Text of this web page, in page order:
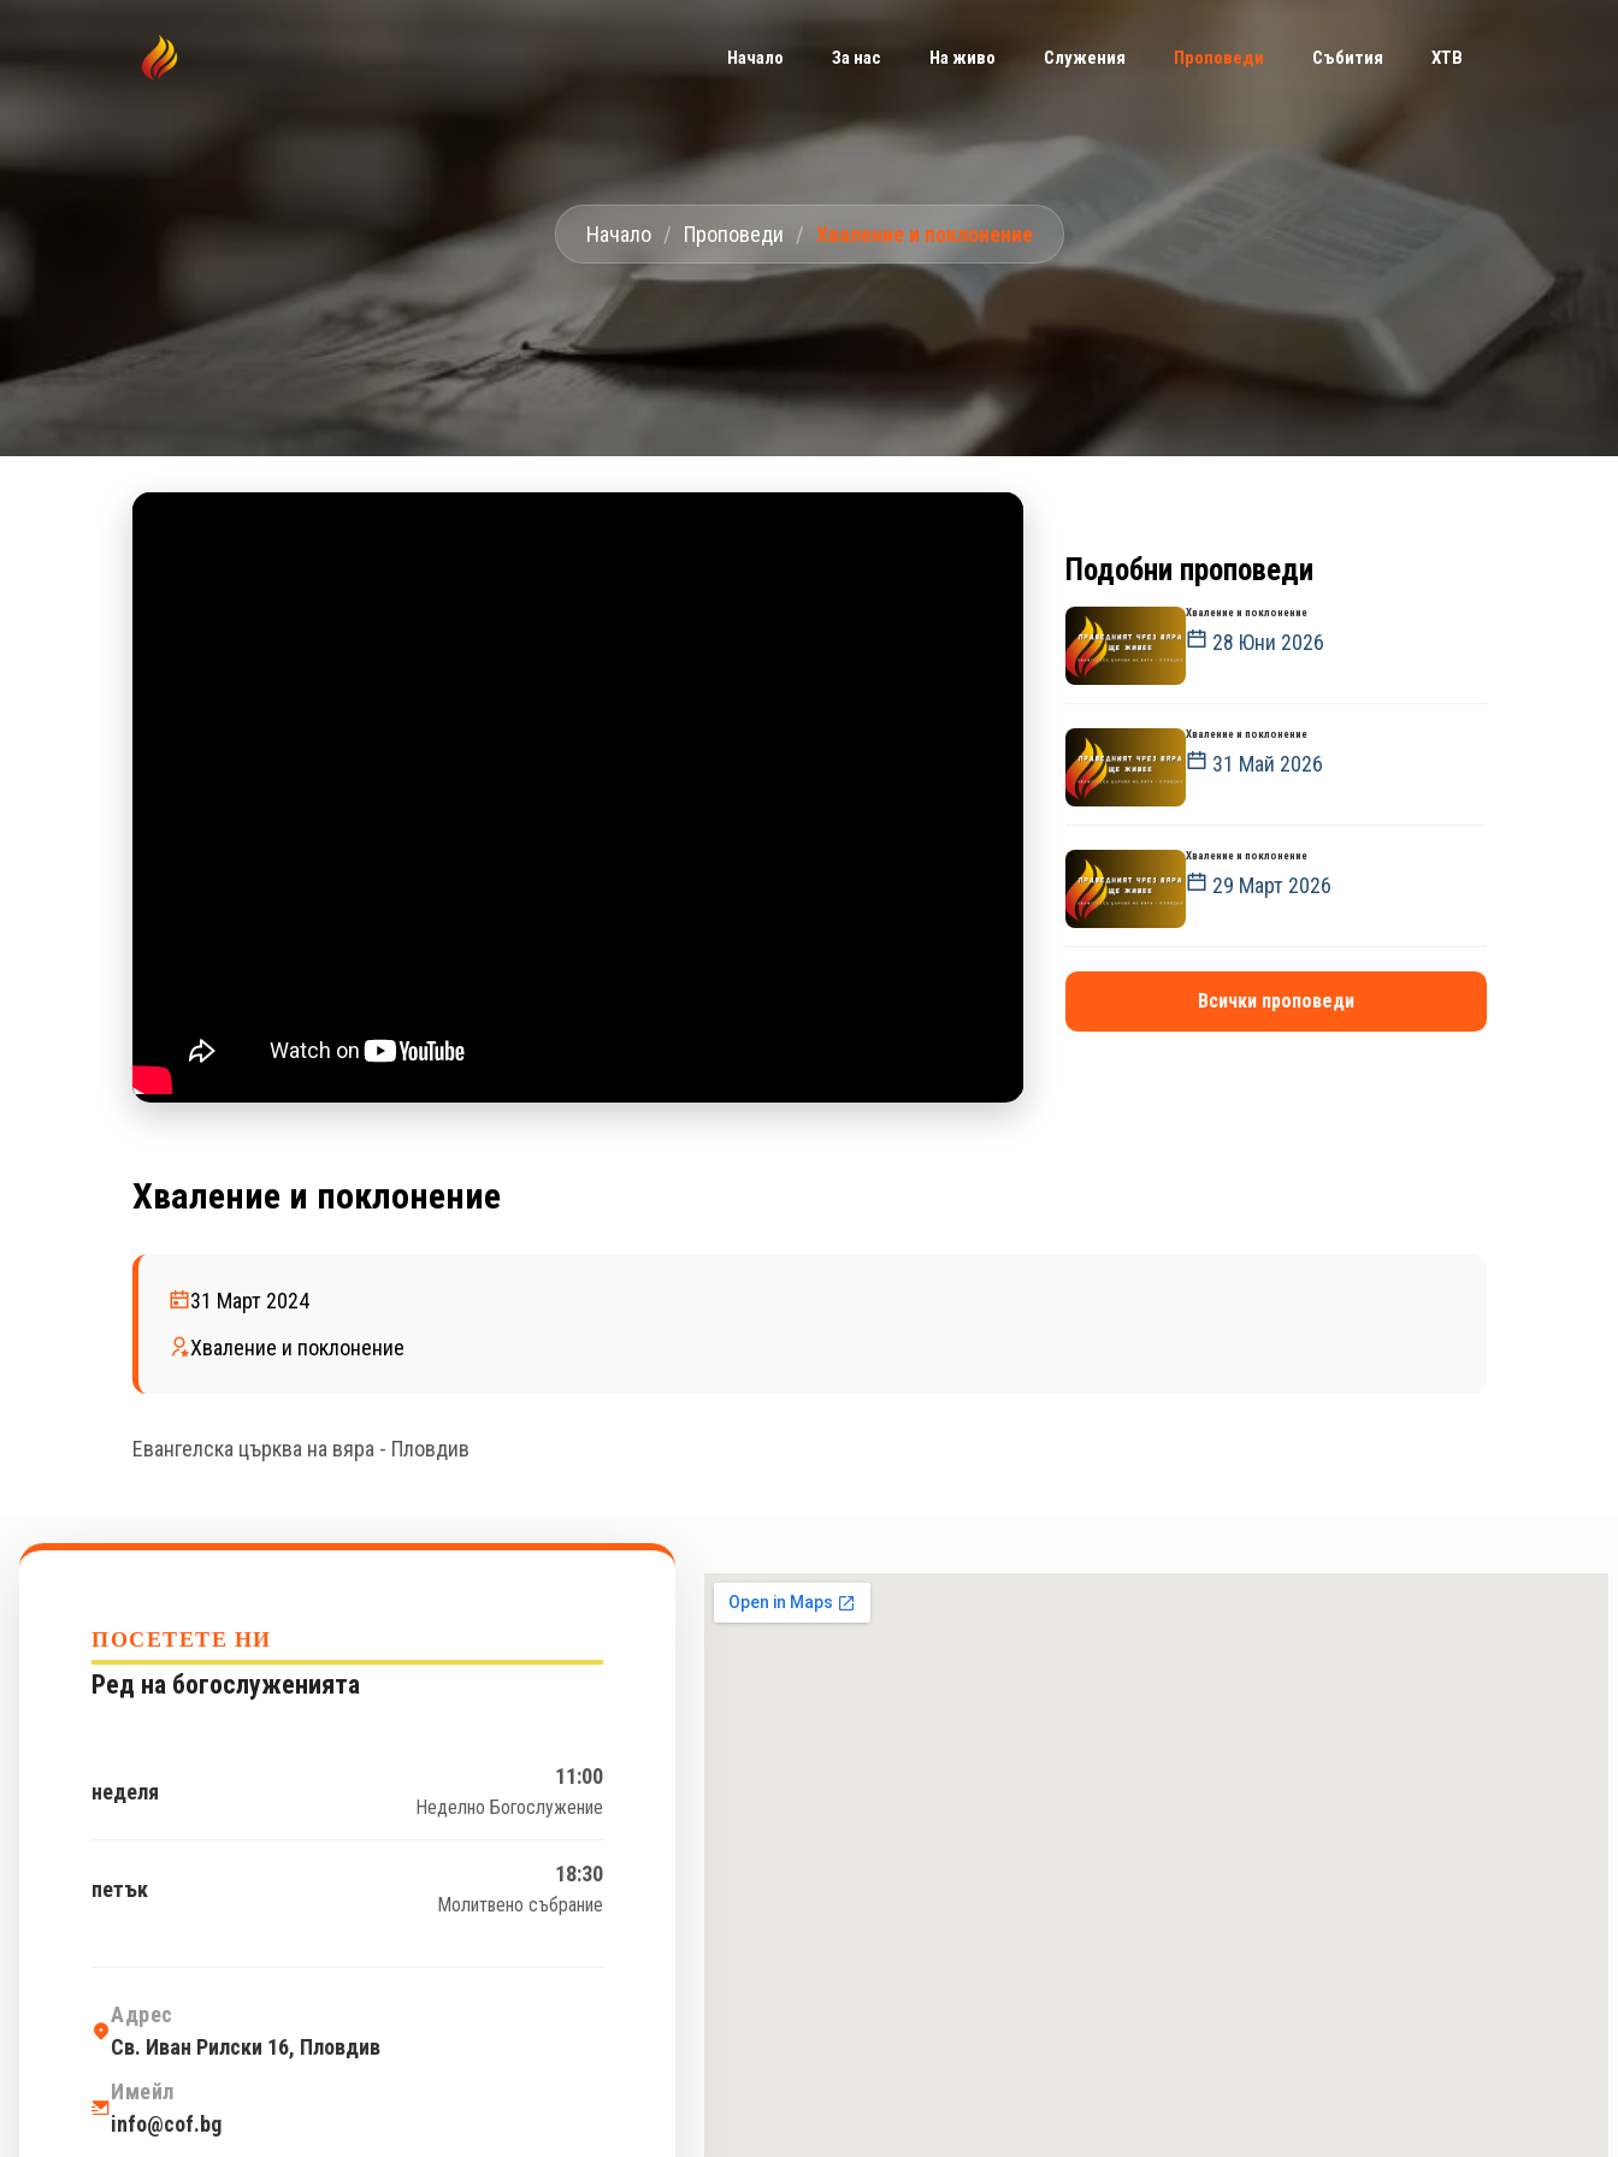
Начало За нас На живо Служения Проповеди Събития ХТВ
Начало / Проповеди / Хваление и поклонение
Подобни проповеди
Хваление и поклонение
28 Юни 2026
Хваление и поклонение
31 Май 2026
Хваление и поклонение
29 Март 2026
Всички проповеди
Хваление и поклонение
31 Март 2024
Хваление и поклонение
Евангелска църква на вяра - Пловдив
ПОСЕТЕТЕ НИ
Ред на богослуженията
неделя
11:00
Неделно Богослужение
петък
18:30
Молитвено събрание
Адрес
Св. Иван Рилски 16, Пловдив
Имейл
info@cof.bg